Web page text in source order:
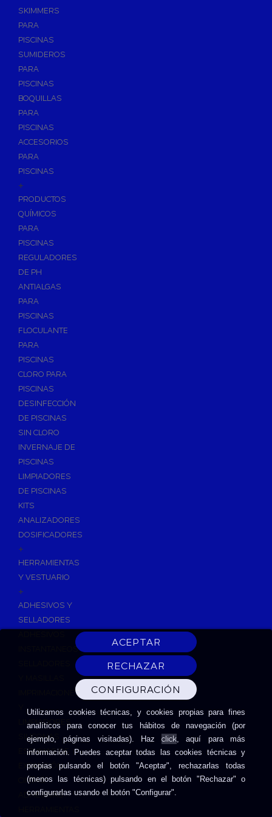
Utilizamos cookies técnicas, y cookies propias para fines
analíticos para conocer tus hábitos de navegación (por
ejemplo, páginas visitadas). Hazclick, aquí para más
información. Puedes aceptar todas las cookies técnicas y
propias pulsando el botón "Aceptar", rechazarlas todas
(menos las técnicas) pulsando en el botón "Rechazar" o
configurarlas usando el botón "Configurar".
SKIMMERS
PARA
PISCINAS
SUMIDEROS
PARA
PISCINAS
BOQUILLAS
PARA
PISCINAS
ACCESORIOS
PARA
PISCINAS
+
PRODUCTOS
QUÍMICOS
PARA
PISCINAS
REGULADORES
DE PH
ANTIALGAS
PARA
PISCINAS
FLOCULANTE
PARA
PISCINAS
CLORO PARA
PISCINAS
DESINFECCIÓN
DE PISCINAS
SIN CLORO
INVERNAJE DE
PISCINAS
LIMPIADORES
DE PISCINAS
KITS
ANALIZADORES
DOSIFICADORES
+
HERRAMIENTAS
Y VESTUARIO
+
ADHESIVOS Y
SELLADORES
INSTANTANEOS
IMPRIMACIONES
LIMPIADORES
SILICONAS
ESPUMAS DE
EXPANSIÓN
CINTAS
ADHESIVAS